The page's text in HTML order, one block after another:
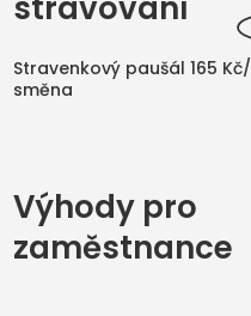
Stravenkový paušál 165 Kč/
směna
Výhody pro
zaměstnance